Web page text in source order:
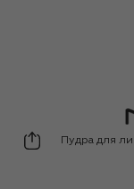
MAC
Пудра для